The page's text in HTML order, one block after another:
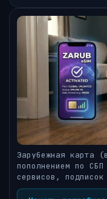
Зарубежная карта
пополнением по
сервисов,